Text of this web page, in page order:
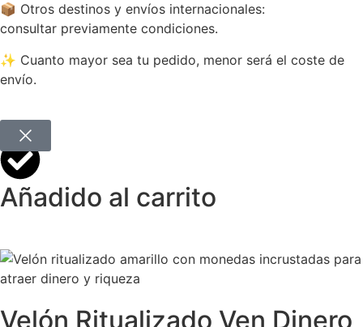
📦 Otros destinos y envíos internacionales:
consultar previamente condiciones.
✨ Cuanto mayor sea tu pedido, menor será el coste de
envío.
Añadido al carrito
Velón Ritualizado Ven Dinero